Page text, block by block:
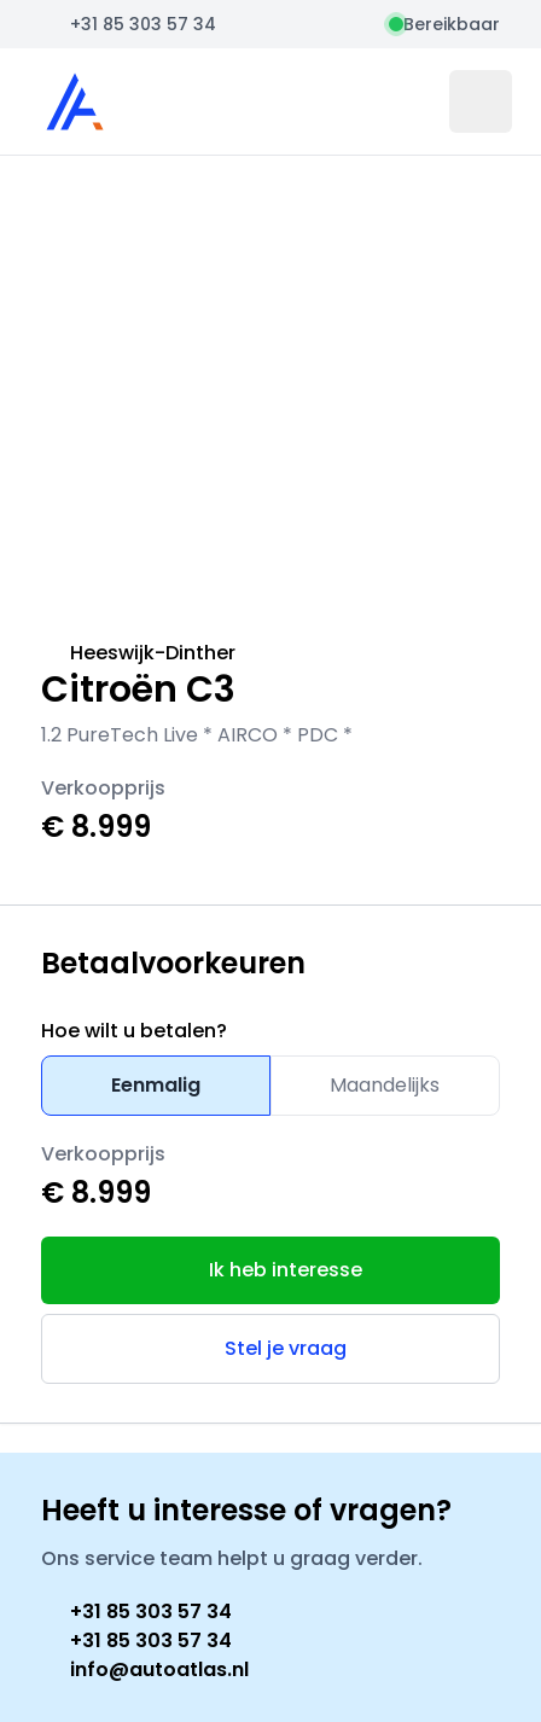
+31 85 303 57 34 Bereikbaar
Auto Atlas
Citroën C3
1.2 PureTech Live * AIRCO * PDC *
Heeswijk-Dinther
Verkoopprijs
€ 8.999
Betaalvoorkeuren
Hoe wilt u betalen?
Eenmalig
Maandelijks
Verkoopprijs
€ 8.999
Ik heb interesse
Stel je vraag
Heeft u interesse of vragen?
Ons service team helpt u graag verder.
+31 85 303 57 34
+31 85 303 57 34
info@autoatlas.nl